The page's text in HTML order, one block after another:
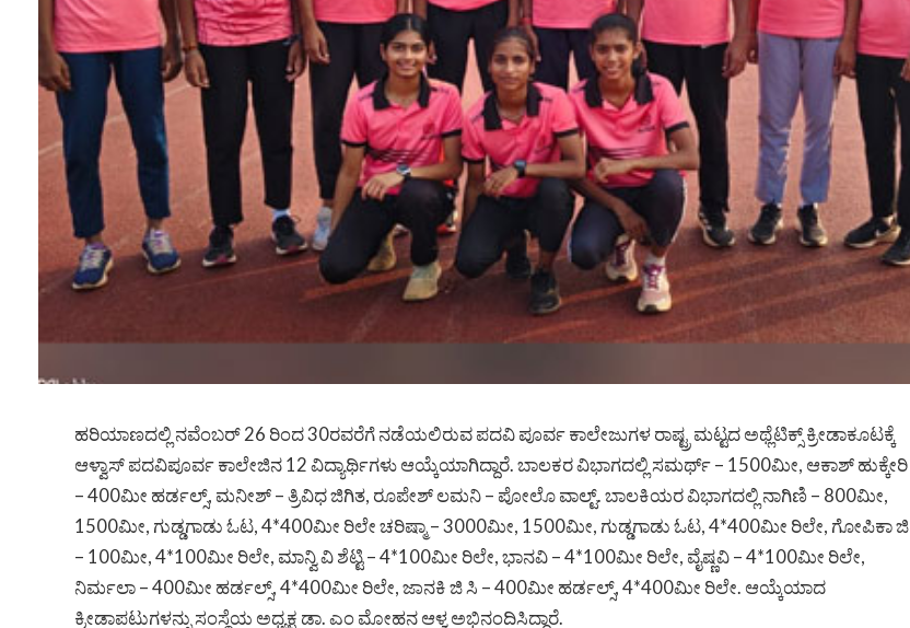
ಹರಿಯಾಣದಲ್ಲಿ ನವೆಂಬರ್ 26 ರಿಂದ 30ರವರೆಗೆ ನಡೆಯಲಿರುವ ಪದವಿ ಪೂರ್ವ ಕಾಲೇಜುಗಳ ರಾಷ್ಟ್ರ ಮಟ್ಟದ ಅಥ್ಲೆಟಿಕ್ಸ್ ಕ್ರೀಡಾಕೂಟಕ್ಕೆ
ಆಳ್ವಾಸ್ ಪದವಿಪೂರ್ವ ಕಾಲೇಜಿನ 12 ವಿದ್ಯಾರ್ಥಿಗಳು ಆಯ್ಕೆಯಾಗಿದ್ದಾರೆ. ಬಾಲಕರ ವಿಭಾಗದಲ್ಲಿ ಸಮರ್ಥ್ – 1500ಮೀ, ಆಕಾಶ್ ಹುಕ್ಕೇರಿ
– 400ಮೀ ಹರ್ಡಲ್ಸ್, ಮನೀಶ್ – ತ್ರಿವಿಧ ಜಿಗಿತ, ರೂಪೇಶ್ ಲಮನಿ – ಪೋಲೊ ವಾಲ್ಟ್. ಬಾಲಕಿಯರ ವಿಭಾಗದಲ್ಲಿ ನಾಗಿಣಿ – 800ಮೀ,
1500ಮೀ, ಗುಡ್ಡಗಾಡು ಓಟ, 4*400ಮೀ ರಿಲೇ ಚರಿಷ್ಮಾ – 3000ಮೀ, 1500ಮೀ, ಗುಡ್ಡಗಾಡು ಓಟ, 4*400ಮೀ ರಿಲೇ, ಗೋಪಿಕಾ ಜಿ
– 100ಮೀ, 4*100ಮೀ ರಿಲೇ, ಮಾನ್ವಿ ವಿ ಶೆಟ್ಟಿ – 4*100ಮೀ ರಿಲೇ, ಭಾನವಿ – 4*100ಮೀ ರಿಲೇ, ವೈಷ್ಣವಿ – 4*100ಮೀ ರಿಲೇ,
ನಿರ್ಮಲಾ – 400ಮೀ ಹರ್ಡಲ್ಸ್, 4*400ಮೀ ರಿಲೇ, ಜಾನಕಿ ಜಿ ಸಿ – 400ಮೀ ಹರ್ಡಲ್ಸ್, 4*400ಮೀ ರಿಲೇ. ಆಯ್ಕೆಯಾದ
ಕ್ರೀಡಾಪಟುಗಳನ್ನು ಸಂಸ್ಥೆಯ ಅಧ್ಯಕ್ಷ ಡಾ. ಎಂ ಮೋಹನ ಆಳ್ವ ಅಭಿನಂದಿಸಿದ್ದಾರೆ.